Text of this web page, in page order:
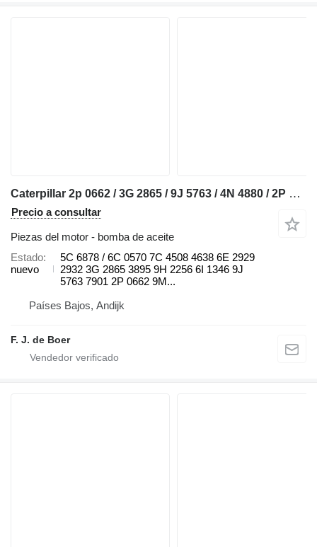
Caterpillar 2p 0662 / 3G 2865 / 9J 5763 / 4N 4880 / 2P 5195 / 8P 8208 / 6I 1 5C bomba de aceite para Caterpillar D5 / D6 / D8H / D25 / D30 / D250 / D300/ D350 / 615 / 920 / 926 / 930 / 936 / 963 / IT28 bulldozer
Precio a consultar
Piezas del motor - bomba de aceite
Estado
nuevo
5C 6878 / 6C 0570 7C 4508 4638 6E 2929
2932 3G 2865 3895 9H 2256 6I 1346 9J
5763 7901 2P 0662 9M...
Países Bajos, Andijk
F. J. de Boer